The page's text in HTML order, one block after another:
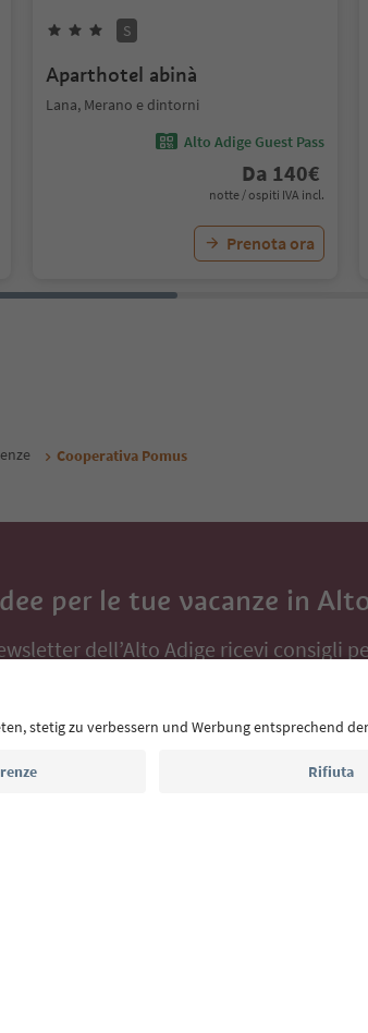
S
Aparthotel abinà
Lana, Merano e dintorni
Alto Adige Guest Pass
Da 140€
notte / ospiti IVA incl.
Prenota ora
Cooperativa Pomus
per le tue vacanze in
dell’Alto Adige ricevi consigli